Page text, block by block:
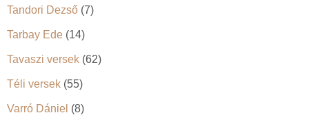
Tandori Dezső (7)
Tarbay Ede (14)
Tavaszi versek (62)
Téli versek (55)
Varró Dániel (8)